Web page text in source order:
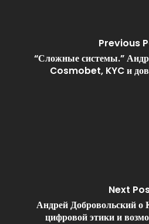
Previous
“Сложные системы.”
Cosmobet, KYC и
Next
Андрей Добровольский о
цифровой этики и